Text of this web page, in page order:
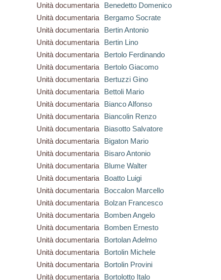
Unità documentaria
Benedetto Domenico
Unità documentaria
Bergamo Socrate
Unità documentaria
Bertin Antonio
Unità documentaria
Bertin Lino
Unità documentaria
Bertolo Ferdinando
Unità documentaria
Bertolo Giacomo
Unità documentaria
Bertuzzi Gino
Unità documentaria
Bettoli Mario
Unità documentaria
Bianco Alfonso
Unità documentaria
Biancolin Renzo
Unità documentaria
Biasotto Salvatore
Unità documentaria
Bigaton Mario
Unità documentaria
Bisaro Antonio
Unità documentaria
Blume Walter
Unità documentaria
Boatto Luigi
Unità documentaria
Boccalon Marcello
Unità documentaria
Bolzan Francesco
Unità documentaria
Bomben Angelo
Unità documentaria
Bomben Ernesto
Unità documentaria
Bortolan Adelmo
Unità documentaria
Bortolin Michele
Unità documentaria
Bortolin Provini
Unità documentaria
Bortolotto Italo